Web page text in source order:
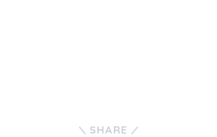
SHARE